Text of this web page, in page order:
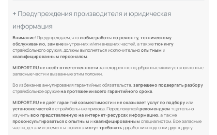
Предупреждения производителя и юридическая
информация
Внимание!Предупреждаем, чтолюбые работы по ремонту, техническому
обслуживанию, заменевнутренних и/или внешних частей, а так жетюнингу
страйкбольного оружия, должны выполняться исключительноопытным и
квалифицированным персоналом.
MIDFORT.RU не несёт ответственностиза некорректно подобранные и/или установленные
запасные части и вызванные этим поломки.
Во избежание аннулирования гарантийных обязательств,запрещено подвергать разбору
страйкбольное оружиена протяжении всего гарантийного срока.
MIDFORT.RU не даёт гарантий совместимостиине оказывает услуг по подборуили
установке частейв страйкбольные привода. Перед покупкойрекомендуем тщательно
изучитьвсю представленную на интернет-ресурсах информацию, а так же
проконсультироваться с опытным иквалифицированным специалистом. Все запасные
части, детали и элементы тюнингамогут требоватьдоработки и подгонки друг к другу.